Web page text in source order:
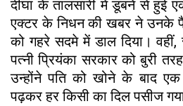
दीघा के तालसारी में डूबने से हुई
एक्टर के निधन की खबर ने उनके
को गहरे सदमे में डाल दिया।
पत्नी प्रियंका सरकार को बुरी
उन्होंने पति को खोने के बाद
पढ़कर हर किसी का दिल पसीज